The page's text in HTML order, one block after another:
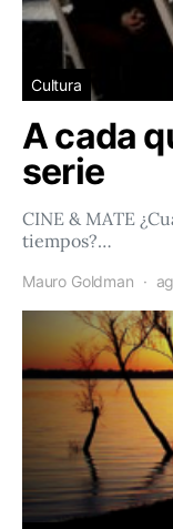
Cultura
A cada
serie
CINE & MATE
tiempos?…
Mauro Goldman